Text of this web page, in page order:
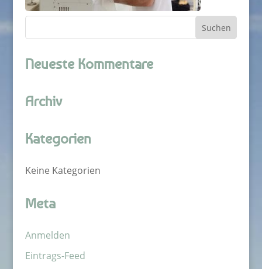
Neueste Kommentare
Archiv
Kategorien
Keine Kategorien
Meta
Anmelden
Eintrags-Feed